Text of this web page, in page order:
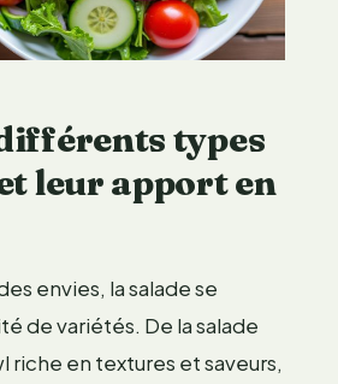
types
leur apport en
envies, la salade se
de variétés. De la salade
riche en textures et saveurs,